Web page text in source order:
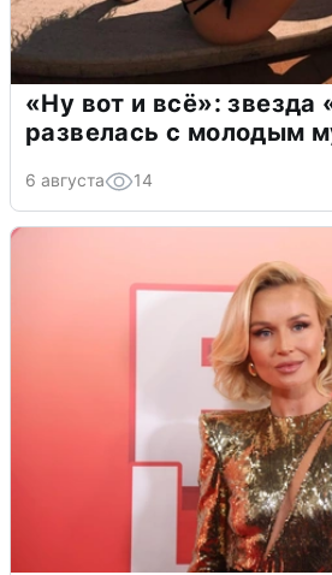
«Ну вот и всё»:
развелась с молодым
6 августа 14